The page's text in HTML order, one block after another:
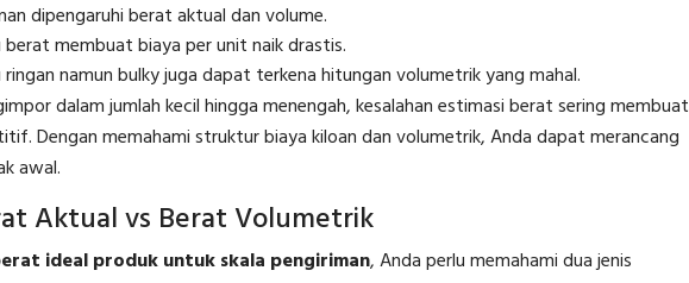
dipengaruhi berat aktual dan volume.
membuat biaya per unit naik drastis.
namun bulky juga dapat terkena hitungan volumetrik yang mahal.
dalam jumlah kecil hingga menengah, kesalahan estimasi berat sering membuat
Dengan memahami struktur biaya kiloan dan volumetrik, Anda dapat merancang
awal.
Aktual vs Berat Volumetrik
ideal produk untuk skala pengiriman, Anda perlu memahami dua jenis